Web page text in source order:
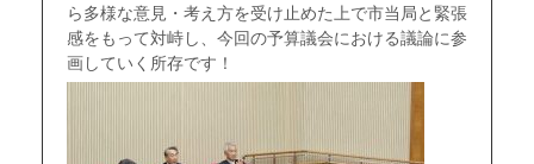
ら多様な意見・考え方を受け止めた上で市当局と緊張
感をもって対峙し、今回の予算議会における議論に参
画していく所存です！